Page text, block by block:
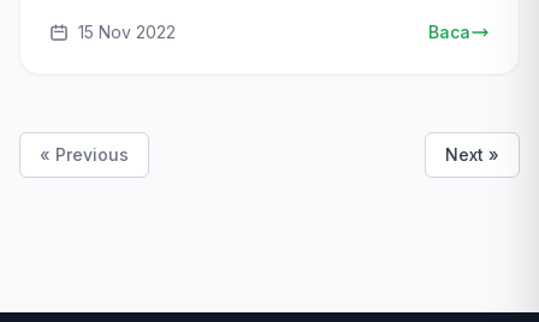
15 Nov 2022 Baca
« Previous Next »